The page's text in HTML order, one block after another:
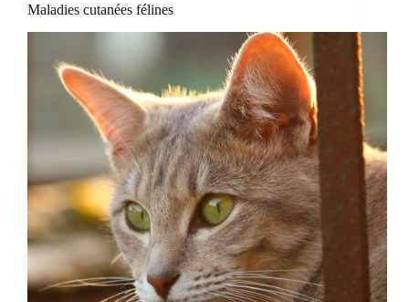
Maladies cutanées félines